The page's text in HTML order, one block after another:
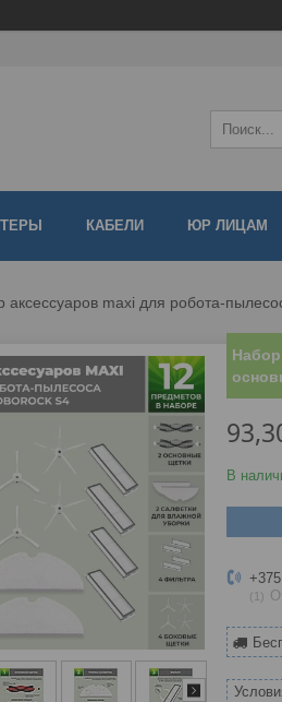
КАБЕЛИ ЮР ЛИЦАМ
аксессуаров maxi для робота-
В